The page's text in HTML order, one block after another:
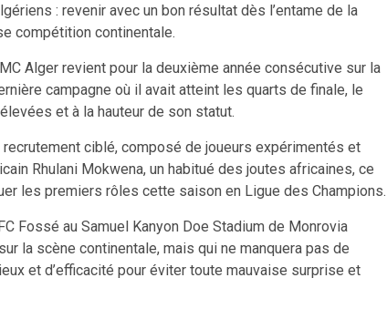
: revenir avec un bon résultat dès l’entame de la
compétition continentale.
Alger revient pour la deuxième année consécutive sur la
campagne où il avait atteint les quarts de finale, le
et à la hauteur de son statut.
ciblé, composé de joueurs expérimentés et
Rhulani Mokwena, un habitué des joutes africaines, ce
les premiers rôles cette saison en Ligue des Champions.
Fossé au Samuel Kanyon Doe Stadium de Monrovia
la scène continentale, mais qui ne manquera pas de
et d’efficacité pour éviter toute mauvaise surprise et